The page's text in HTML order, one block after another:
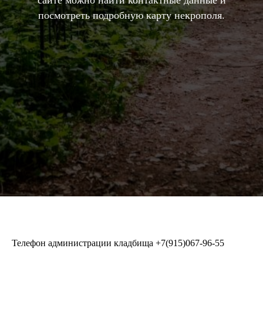
посмотреть подробную карту некрополя.
Телефон администрации кладбища +7(915)067-96-55